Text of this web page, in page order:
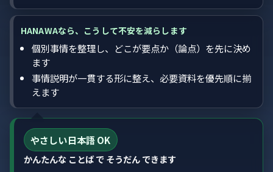
HANAWAなら、こうして不安を減らします
個別事情を整理し、どこが要点か（論点）を先に決め
ます
事情説明が一貫する形に整え、必要資料を優先順に揃
えます
やさしい日本語 OK
かんたんな ことば で そうだん できます